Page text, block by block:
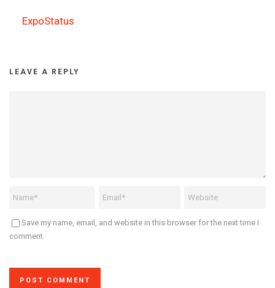
ExpoStatus
LEAVE A REPLY
Save my name, email, and website in this browser for the next time I
comment.